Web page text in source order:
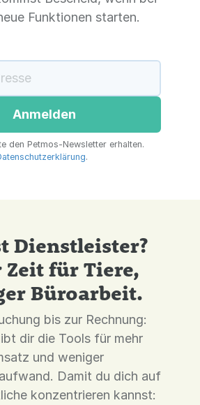
Funktionen starten.
Anmelden
den Petmos-Newsletter erhalten.
.
Dienstleister?
für Tiere,
Büroarbeit.
bis zur Rechnung:
dir die Tools für mehr
und weniger
Damit du dich auf
konzentrieren kannst: